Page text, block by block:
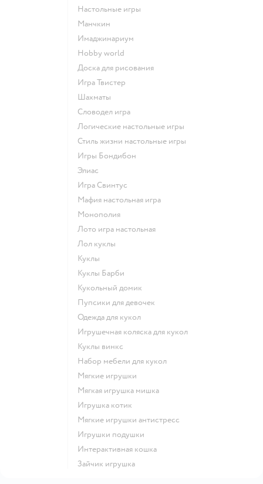
Настольные игры
Манчкин
Имаджинариум
Hobby world
Доска для рисования
Игра Твистер
Шахматы
Словодел игра
Логические настольные игры
Стиль жизни настольные игры
Игры Бондибон
Элиас
Игра Свинтус
Мафия настольная игра
Монополия
Лото игра настольная
Лол куклы
Куклы
Куклы Барби
Кукольный домик
Пупсики для девочек
Одежда для кукол
Игрушечная коляска для кукол
Куклы винкс
Набор мебели для кукол
Мягкие игрушки
Мягкая игрушка мишка
Игрушка котик
Мягкие игрушки антистресс
Игрушки подушки
Интерактивная кошка
Зайчик игрушка